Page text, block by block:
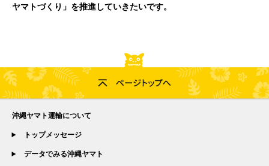
ヤマトづくり」を推進していきたいです。
沖縄ヤマト運輸について
トップメッセージ
データでみる沖縄ヤマト